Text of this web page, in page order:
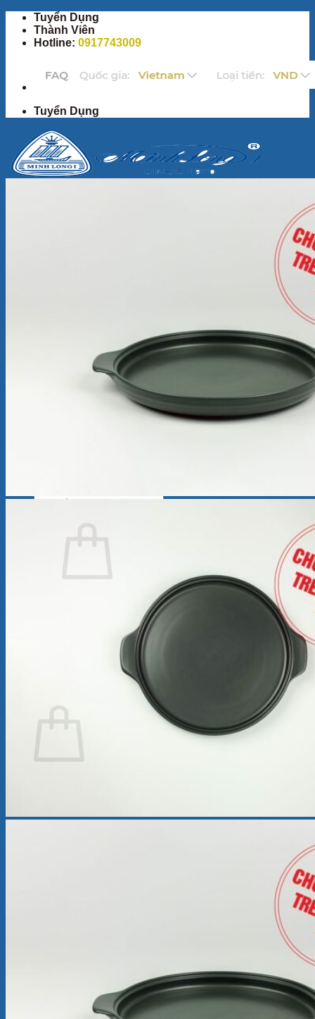
Chuyển
đến
Tuyển Dụng
Thành Viên
Hotline: 0917743009
Tuyển Dụng
Bình Hoa
Bộ Chén Sứ – Dĩa -Tô
Sứ Dưỡng Sinh
Tượng sứ
Quà Tặng Minh Long
Bộ Bàn Ăn In Logo
Tin Tức
Tìm
Chưa có sản phẩm trong giỏ hàng.
Quay trở lại cửa hàng